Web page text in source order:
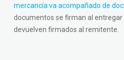
mercancía va acompañado de
documentos se firman al entregar
devuelven firmados al remitente.